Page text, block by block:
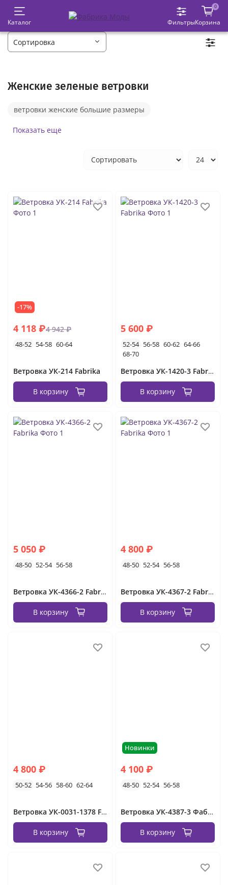
Каталог Фильтры
0
Корзина
Женские зеленые ветровки
ветровки женские большие размеры
ветровки с капюшоном
Показать еще
-17%
4 118 ₽4 942 ₽
48-52 54-58 60-64
Ветровка УК-214 Fabrika
В корзину
5 600 ₽
52-54 56-58 60-62 64-66
68-70
Ветровка УК-1420-3 Fabrika
В корзину
5 050 ₽
48-50 52-54 56-58
Ветровка УК-4366-2 Fabrika
В корзину
4 800 ₽
48-50 52-54 56-58
Ветровка УК-4367-2 Fabrika
В корзину
4 800 ₽
50-52 54-56 58-60 62-64
Ветровка УК-0031-1378 Fabrika
В корзину
Новинки
4 100 ₽
48-50 52-54 56-58
Ветровка УК-4387-3 Фабрика Моды
В корзину